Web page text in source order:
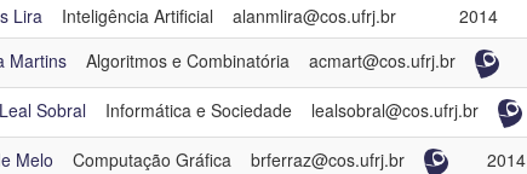
Lira Inteligência Artificial alanmlira@cos.ufrj.br
2014
Martins Algoritmos e Combinatória acmart@cos.ufrj.br
Sobral Informática e Sociedade lealsobral@cos.ufrj.br
Melo Computação Gráfica brferraz@cos.ufrj.br 2014